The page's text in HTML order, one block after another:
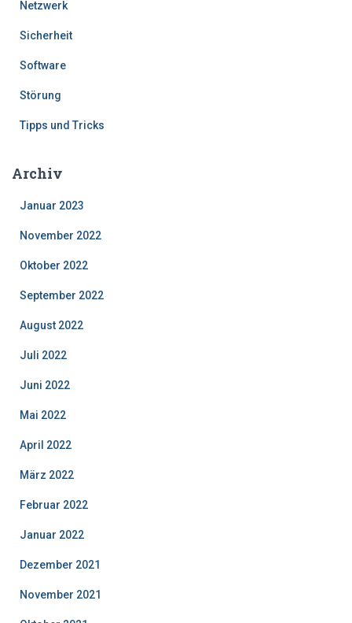
Netzwerk
Sicherheit
Software
Störung
Tipps und Tricks
Archiv
Januar 2023
November 2022
Oktober 2022
September 2022
August 2022
Juli 2022
Juni 2022
Mai 2022
April 2022
März 2022
Februar 2022
Januar 2022
Dezember 2021
November 2021